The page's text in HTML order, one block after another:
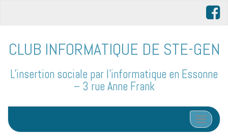
CLUB INFORMATIQUE DE STE-GEN
L'insertion sociale par l'informatique en Essonne
– 3 rue Anne Frank
Afficher/